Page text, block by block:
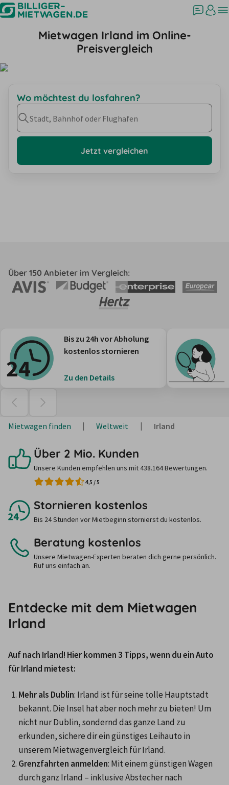
Mietwagen Irland im Online-
Preisvergleich
Wo möchtest du losfahren?
Stadt, Bahnhof oder Flughafen
Jetzt vergleichen
Über 150 Anbieter im Vergleich:
Bis zu 24h vor Abholung
kostenlos stornieren
Zu den Details
Mietwagen finden Weltweit Irland
Über 2 Mio. Kunden
Unsere Kunden empfehlen uns mit 438.164 Bewertungen.
4,5 /5
Stornieren kostenlos
Bis 24 Stunden vor Mietbeginn stornierst du kostenlos.
Beratung kostenlos
Unsere Mietwagen-Experten beraten dich gerne persönlich.
Ruf uns einfach an.
Entdecke mit dem Mietwagen
Irland
Auf nach Irland! Hier kommen 3 Tipps, wenn du ein Auto
für Irland mietest:
Mehr als Dublin: Irland ist für seine tolle Hauptstadt
bekannt. Die Insel hat aber noch mehr zu bieten! Um
nicht nur Dublin, sondernd das ganze Land zu
erkunden, sichere dir ein günstiges Leihauto in
unserem Mietwagenvergleich für Irland.
Grenzfahrten anmelden: Mit einem günstigen Wagen
durch ganz Irland – inklusive Abstecher nach